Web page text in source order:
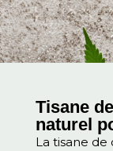
Tisane
naturel
La tisane de